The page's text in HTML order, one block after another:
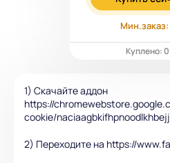
Мин.заказ:
Куплено:
1) Скачайте аддон
https://
cookie/
2) Переходите на https://